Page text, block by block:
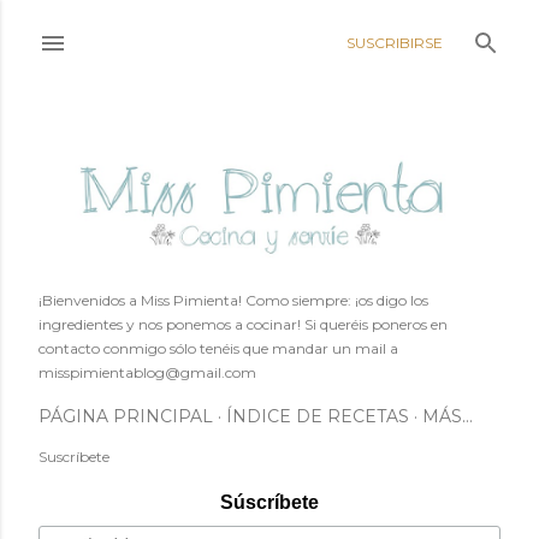
SUSCRIBIRSE
¡Bienvenidos a Miss Pimienta! Como siempre: ¡os digo los
ingredientes y nos ponemos a cocinar! Si queréis poneros en
contacto conmigo sólo tenéis que mandar un mail a
misspimientablog@gmail.com
PÁGINA PRINCIPAL ÍNDICE DE RECETAS MÁS…
Suscríbete
Súscríbete